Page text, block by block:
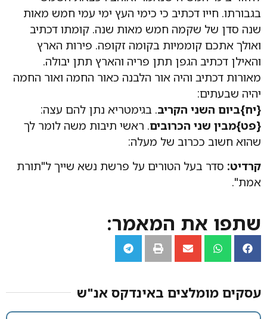
בגבורתו. חייו דכתיב כי כימי העץ ימי עמי חמש מאות
שנה סדן של שקמה חמש מאות שנה. קומתו דכתיב
ואולך אתכם קוממיות בקומה זקופה. פירות הארץ
והאילן דכתיב הגפן תתן פריה והארץ תתן יבולה.
מאורות דכתיב והיה אור הלבנה כאור החמה ואור החמה
יהיה שבעתים:
{יח}ביום השני הקריב. בגימטריא נתן להם עצה:
{פט}מבין שני הכרובים. ראשי תיבות משה לומר לך
שהוא חשוב ככרוב של מעלה:
קרדיט: סדר בעל הטורים על פרשת נשא שייך ל"תורת
אמת".
שתפו את המאמר:
עסקים מומלצים באינדקס אנ"ש​